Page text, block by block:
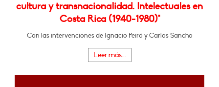
cultura y transnacionalidad. Intelectuales en
Costa Rica (1940-1980)"
Con las intervenciones de Ignacio Peiró y Carlos Sancho
Leer más...